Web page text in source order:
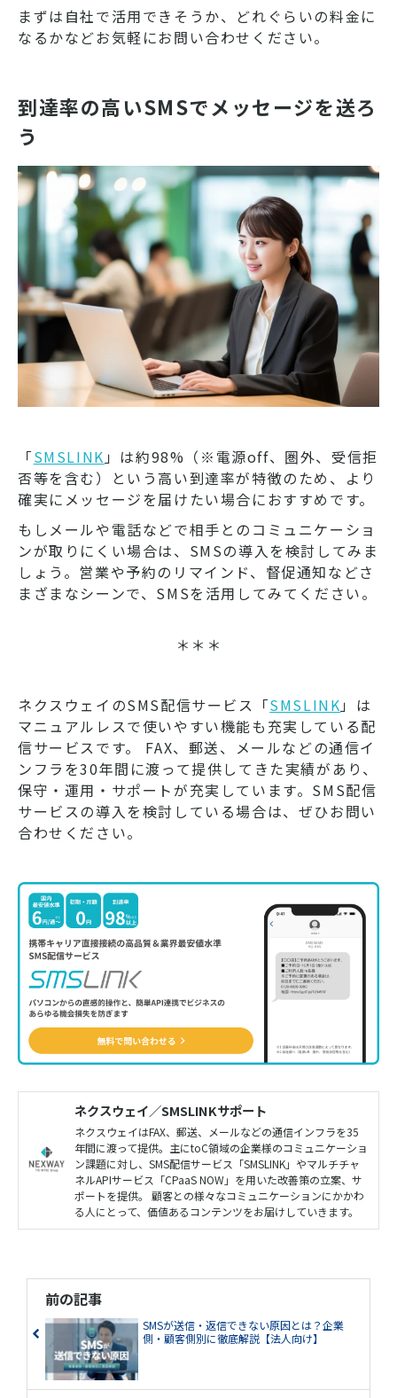
まずは自社で活用できそうか、どれぐらいの料金に
なるかなどお気軽にお問い合わせください。
到達率の高いSMSでメッセージを送ろ
う
「SMSLINK 」は約98%（※電源off、圏外、受信拒
否等を含む）という高い到達率が特徴のため、より
確実にメッセージを届けたい場合におすすめです。
もしメールや電話などで相手とのコミュニケーショ
ンが取りにくい場合は、SMSの導入を検討してみま
しょう。営業や予約のリマインド、督促通知などさ
まざまなシーンで、SMSを活用してみてください。
＊＊＊
ネクスウェイのSMS配信サービス「SMSLINK 」は
マニュアルレスで使いやすい機能も充実している配
信サービスです。 FAX、郵送、メールなどの通信イ
ンフラを30年間に渡って提供してきた実績があり、
保守・運用・サポートが充実しています。SMS配信
サービスの導入を検討している場合は、ぜひお問い
合わせください。
ネクスウェイ／SMSLINKサポート
ネクスウェイはFAX、郵送、メールなどの通信インフラを35
年間に渡って提供。主にtoC領域の企業様のコミュニケーショ
ン課題に対し、SMS配信サービス「SMSLINK」やマルチチャ
ネルAPIサービス「CPaaS NOW」を用いた改善策の立案、サ
ポートを提供。 顧客との様々なコミュニケーションにかかわ
る人にとって、価値あるコンテンツをお届けしていきます。
前の記事
SMSが送信・返信できない原因とは？企業
側・顧客側別に徹底解説【法人向け】